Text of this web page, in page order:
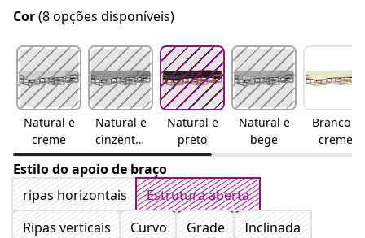
Cor(8 opções disponíveis)
Natural e
creme
Natural e
cinzento-
claro
Natural e
preto
Natural e
bege
Branco e
creme
Estilo do apoio de braço
ripas horizontais
Estrutura aberta
Ripas verticais
Curvo Grade
Inclinada